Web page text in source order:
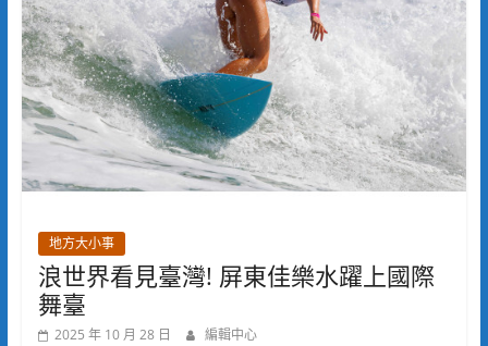
地方大小事
浪世界看見臺灣! 屏東佳樂水躍上國際
舞臺
2025 年 10 月 28 日 編輯中心